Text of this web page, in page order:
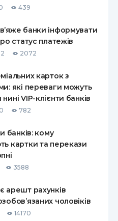
ПОЛІСИ
СТРАХОВІ
439
банки інформувати
статус платежів
2072
карток з
які переваги можуть
VIP-клієнти банків
782
банків: кому
картки та перекази
3588
арешт рахунків
чоловіків
14170